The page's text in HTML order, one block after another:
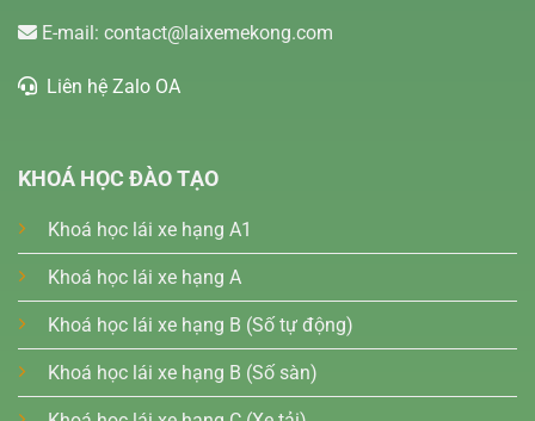
E-mail: contact@laixemekong.com
Liên hệ Zalo OA
KHOÁ HỌC ĐÀO TẠO
Khoá học lái xe hạng A1
Khoá học lái xe hạng A
Khoá học lái xe hạng B (Số tự động)
Khoá học lái xe hạng B (Số sàn)